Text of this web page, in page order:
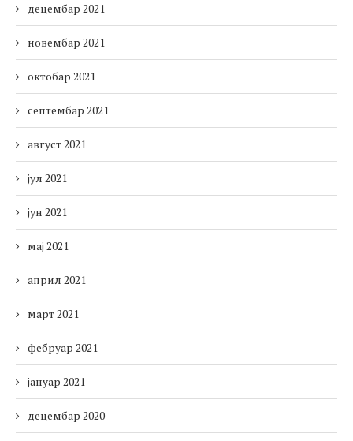
децембар 2021
новембар 2021
октобар 2021
септембар 2021
август 2021
јул 2021
јун 2021
мај 2021
април 2021
март 2021
фебруар 2021
јануар 2021
децембар 2020